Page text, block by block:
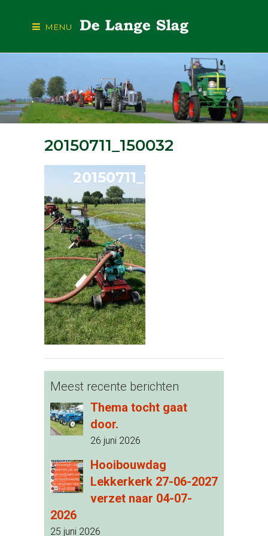
MENU
20150711_150032
20150711_150032
Meest recente berichten
Thema tocht gaat
door.
26 juni 2026
Hooibouwdag
Lekkerkerk 27-06-2027
verzet naar 04-07-
2026
25 juni 2026